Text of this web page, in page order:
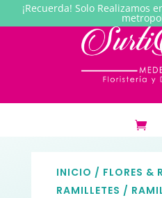
¡Recuerda! Solo Realizamos
INICIO / FLORES &
RAMILLETES /